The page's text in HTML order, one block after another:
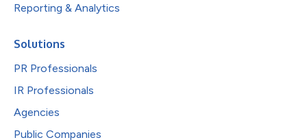
Reporting & Analytics
Solutions
PR Professionals
IR Professionals
Agencies
Public Companies